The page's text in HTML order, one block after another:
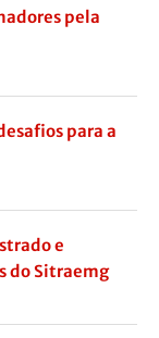
pela
para a
e
do Sitraemg